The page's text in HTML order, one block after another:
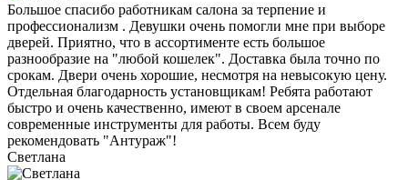
Большое спасибо работникам салона за терпение и
профессионализм . Девушки очень помогли мне при выборе
дверей. Приятно, что в ассортименте есть большое
разнообразие на "любой кошелек". Доставка была точно по
срокам. Двери очень хорошие, несмотря на невысокую цену.
Отдельная благодарность установщикам! Ребята работают
быстро и очень качественно, имеют в своем арсенале
современные инструменты для работы. Всем буду
рекомендовать "Антураж"!
Светлана